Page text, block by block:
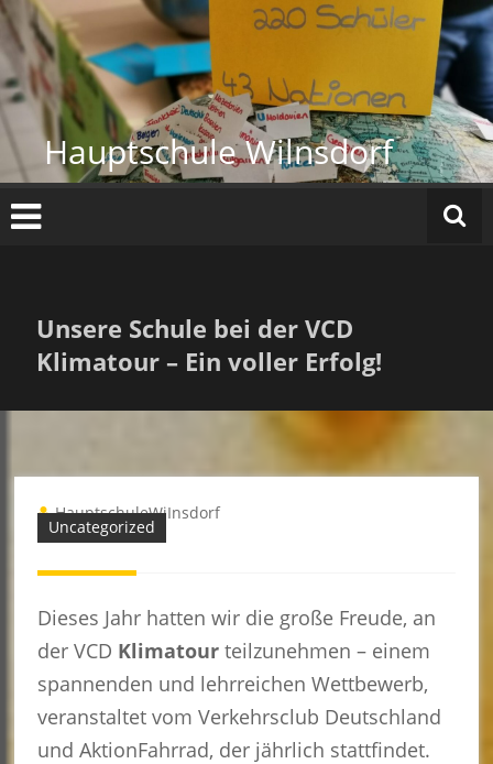
Zum
Inhalt
springen
Hauptschule Wilnsdorf
Unsere Schule bei der VCD
Klimatour – Ein voller Erfolg!
Uncategorized
HauptschuleWiInsdorf
Dieses Jahr hatten wir die große Freude, an
der VCD Klimatour teilzunehmen – einem
spannenden und lehrreichen Wettbewerb,
veranstaltet vom Verkehrsclub Deutschland
und AktionFahrrad, der jährlich stattfindet.